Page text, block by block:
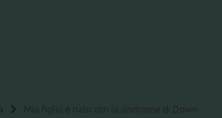
Mio figlio è nato con la sindrome di Down